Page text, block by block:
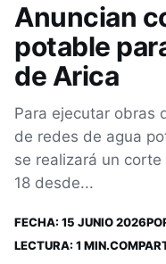
Anuncian
potable
de Arica
Para ejecutar obras
de redes de agua
se realizará un
18 desde...
FECHA: 15 JUNIO 2026
LECTURA: 1 MIN.